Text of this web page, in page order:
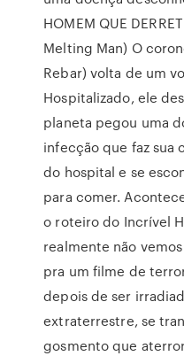
HOMEM QUE
Melting Man) O
Rebar) volta de um
Hospitalizado, ele
planeta pegou uma
infecção que faz sua
do hospital e se
para comer.
o roteiro do Incrível
realmente não
pra um filme de
depois de ser
extraterrestre, se
gosmento que